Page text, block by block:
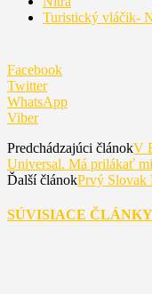
Turistický vláčik-
Facebook
Twitter
WhatsApp
Viber
Predchádzajúci článokV
Universal. Má prilákať
Ďalší článokPrvý Slovak
SÚVISIACE ČLÁNKY